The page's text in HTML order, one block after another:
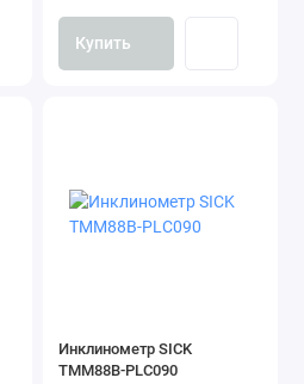
Купить
Инклинометр SICK
TMM88B-PLC090